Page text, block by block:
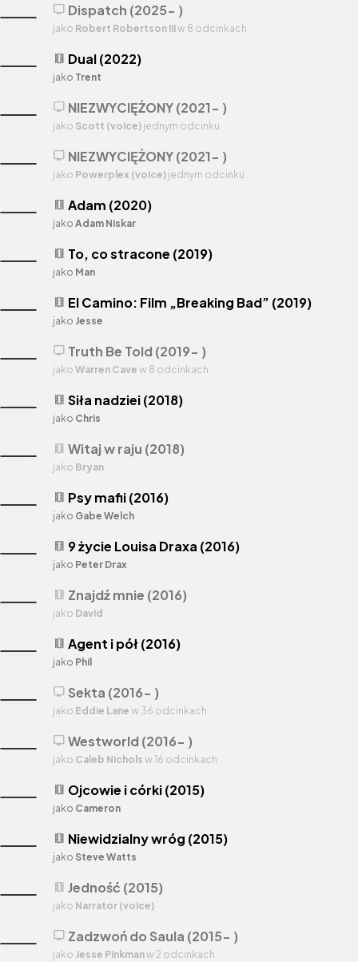
theaters Psy mafii (2016)
jako Gabe Welch
theaters Ojcowie i córki (2015)
jako Cameron
theaters 9 życie Louisa Draxa (2016)
jako Peter Drax
theaters Niewidzialny wróg (2015)
jako Steve Watts
theaters Znajdź mnie (2016)
jako David
theaters Jedność (2015)
jako Narrator (voice)
theaters Agent i pół (2016)
jako Phil
theaters To, co stracone (2019)
jako Man
theaters Siła nadziei (2018)
jako Chris
theaters Witaj w raju (2018)
jako Bryan
theaters El Camino: Film „Breaking Bad” (2019)
jako Jesse
theaters Dual (2022)
jako Trent
theaters Adam (2020)
jako Adam Niskar
tv Sekta (2016- )
jako Eddie Lane w 36 odcinkach
tv Truth Be Told (2019- )
jako Warren Cave w 8 odcinkach
tv Zadzwoń do Saula (2015- )
jako Jesse Pinkmanw 2 odcinkach
tv Westworld (2016- )
jako Caleb Nichols w 16 odcinkach
tv NIEZWYCIĘŻONY (2021- )
jako Scott (voice) jednym odcinku
tv NIEZWYCIĘŻONY (2021- )
jako Powerplex (voice) jednym odcinku
tv Dispatch (2025- )
jako Robert Robertson IIIw 8 odcinkach